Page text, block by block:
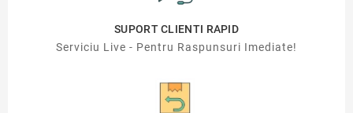
SUPORT CLIENTI RAPID
Serviciu Live - Pentru Raspunsuri Imediate!